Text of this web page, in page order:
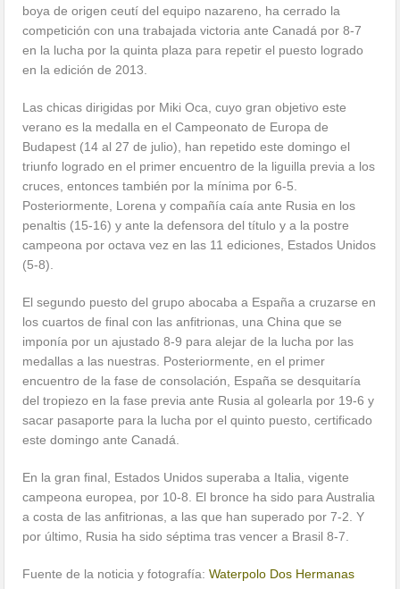
boya de origen ceutí del equipo nazareno, ha cerrado la
competición con una trabajada victoria ante Canadá por 8-7
en la lucha por la quinta plaza para repetir el puesto logrado
en la edición de 2013.
Las chicas dirigidas por Miki Oca, cuyo gran objetivo este
verano es la medalla en el Campeonato de Europa de
Budapest (14 al 27 de julio), han repetido este domingo el
triunfo logrado en el primer encuentro de la liguilla previa a los
cruces, entonces también por la mínima por 6-5.
Posteriormente, Lorena y compañía caía ante Rusia en los
penaltis (15-16) y ante la defensora del título y a la postre
campeona por octava vez en las 11 ediciones, Estados Unidos
(5-8).
El segundo puesto del grupo abocaba a España a cruzarse en
los cuartos de final con las anfitrionas, una China que se
imponía por un ajustado 8-9 para alejar de la lucha por las
medallas a las nuestras. Posteriormente, en el primer
encuentro de la fase de consolación, España se desquitaría
del tropiezo en la fase previa ante Rusia al golearla por 19-6 y
sacar pasaporte para la lucha por el quinto puesto, certificado
este domingo ante Canadá.
En la gran final, Estados Unidos superaba a Italia, vigente
campeona europea, por 10-8. El bronce ha sido para Australia
a costa de las anfitrionas, a las que han superado por 7-2. Y
por último, Rusia ha sido séptima tras vencer a Brasil 8-7.
Fuente de la noticia y fotografía:Waterpolo Dos Hermanas